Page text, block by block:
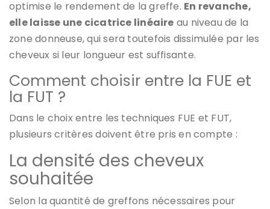
optimise le rendement de la greffe. En revanche,
elle laisse une cicatrice linéaire au niveau de la
zone donneuse, qui sera toutefois dissimulée par les
cheveux si leur longueur est suffisante.
Comment choisir entre la FUE et
la FUT ?
Dans le choix entre les techniques FUE et FUT,
plusieurs critères doivent être pris en compte :
La densité des cheveux
souhaitée
Selon la quantité de greffons nécessaires pour